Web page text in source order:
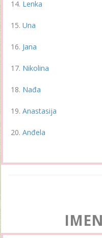
Lenka
Una
Jana
Nikolina
Nađa
Anastasija
Anđela